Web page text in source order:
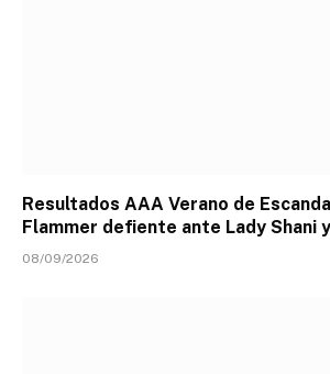
Resultados AAA Verano de
Flammer defiente ante Lady Shani
08/09/2026